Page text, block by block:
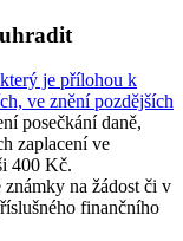
je přílohou k
ve znění pozdějších
posečkání daně,
zaplacení ve
400 Kč.
na žádost či v
finančního